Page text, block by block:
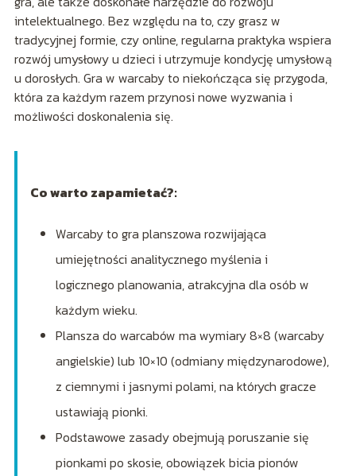
intelektualnego. Bez względu na to, czy grasz w
tradycyjnej formie, czy online, regularna praktyka wspiera
rozwój umysłowy u dzieci i utrzymuje kondycję umysłową
u dorosłych. Gra w warcaby to niekończąca się przygoda,
która za każdym razem przynosi nowe wyzwania i
możliwości doskonalenia się.
Co warto zapamietać?:
Warcaby to gra planszowa rozwijająca
umiejętności analitycznego myślenia i
logicznego planowania, atrakcyjna dla osób w
każdym wieku.
Plansza do warcabów ma wymiary 8×8 (warcaby
angielskie) lub 10×10 (odmiany międzynarodowe),
z ciemnymi i jasnymi polami, na których gracze
ustawiają pionki.
Podstawowe zasady obejmują poruszanie się
pionkami po skosie, obowiązek bicia pionów